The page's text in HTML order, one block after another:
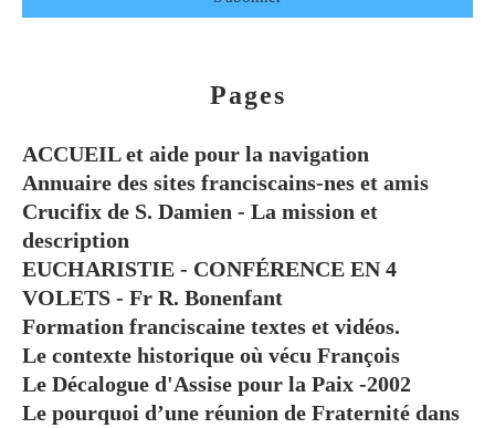
Pages
ACCUEIL et aide pour la navigation
Annuaire des sites franciscains-nes et amis
Crucifix de S. Damien - La mission et
description
EUCHARISTIE - CONFÉRENCE EN 4
VOLETS - Fr R. Bonenfant
Formation franciscaine textes et vidéos.
Le contexte historique où vécu François
Le Décalogue d'Assise pour la Paix -2002
Le pourquoi d’une réunion de Fraternité dans